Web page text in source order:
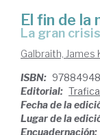
El fin de la
la gran
Galbraith, James
ISBN:
Editorial:
Fecha de la
Lugar de la
Encuadernación: